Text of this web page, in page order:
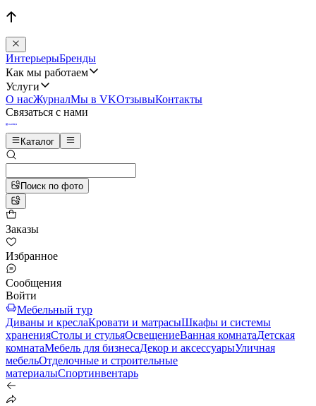
ИнтерьерыБренды
Как мы работаем
Услуги
О насЖурналМы в VKОтзывыКонтакты
Связаться с нами
Каталог
Поиск по фото
Заказы
Избранное
Сообщения
Войти
Мебельный тур
Диваны и креслаКровати и матрасыШкафы и системы
храненияСтолы и стульяОсвещениеВанная комнатаДетская
комнатаМебель для бизнесаДекор и аксессуарыУличная
мебельОтделочные и строительные
материалыСпортинвентарь